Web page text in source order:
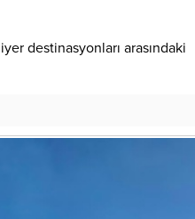
destinasyonları arasındaki